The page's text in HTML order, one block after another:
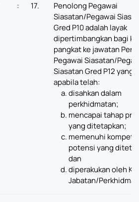
: 17.
Penolong Pegawai
Siasatan/Pegawai
Gred P10 adalah layak
dipertimbangkan bagi
pangkat ke jawatan
Pegawai Siasatan/
Siasatan Gred P12 yang
apabila telah:
disahkan dalam
perkhidmatan;
mencapai tahap
yang ditetapkan;
memenuhi
potensi yang
dan
diperakukan oleh
Jabatan/